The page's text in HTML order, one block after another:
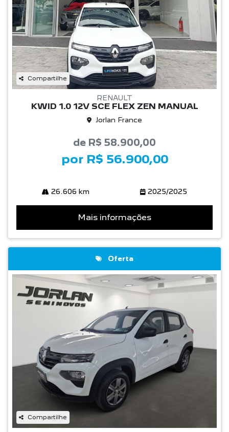
Compartilhe
RENAULT
KWID 1.0 12V SCE FLEX ZEN MANUAL
Jorlan France
de R$ 58.900,00
por R$ 56.900,00
26.606 km 2025/2025
Mais informações
Oferta
Compartilhe